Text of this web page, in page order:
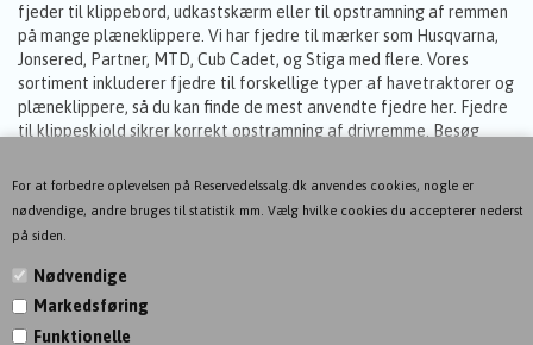
For at forbedre oplevelsen på Reservedelssalg.dk anvendes cookies, nogle er
nødvendige, andre bruges til statistik mm. Vælg hvilke cookies du accepterer nederst
på siden.
Nødvendige
Markedsføring
Funktionelle
fjeder til klippebord, udkastskærm eller til opstramning af remmen
på mange plæneklippere. Vi har fjedre til mærker som Husqvarna,
Jonsered, Partner, MTD, Cub Cadet, og Stiga med flere. Vores
sortiment inkluderer fjedre til forskellige typer af havetraktorer og
plæneklippere, så du kan finde de mest anvendte fjedre her. Fjedre
til klippeskjold sikrer korrekt opstramning af drivremme. Besøg
plæneklippere og havetraktorer. Gør din plæneklipper eller
havetraktor klar til sæsonen med de rette fjedre fra
Reservedelssalg.dk.